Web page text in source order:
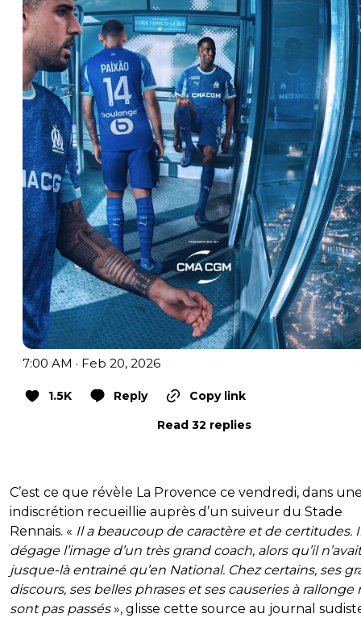
7:00 AM · Feb 20, 2026
1.5K Reply
Copy link
Read 32 replies
C’est ce que révèle La Provence ce vendredi, dans
indiscrétion recueillie auprès d’un suiveur du Stade
Rennais. « Il a beaucoup de caractère et de certitudes.
dégage l’image d’un très grand coach, alors qu’il n’avait
jusque-là entrainé qu’en National. Chez certains, ses
discours, ses belles phrases et ses causeries à rallonge
sont pas passés», glisse cette source au journal